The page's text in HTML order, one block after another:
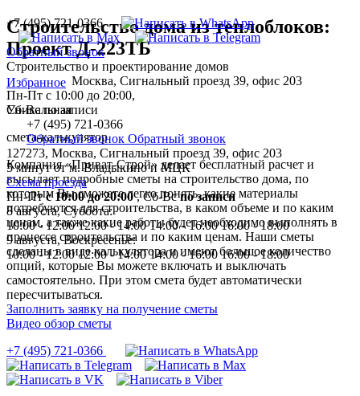
+7 (495) 721-0366
Обратный звонок
Строительство и проектирование домов
Москва, Сигнальный проезд 39, офис 203
Пн-Пт с 10:00 до 20:00,
Сб-Вс по записи
+7 (495) 721-0366
Обратный звонок Обратный звонок
127273, Москва, Сигнальный проезд 39, офис 203
5 минут от м. Владыкино и МЦК
Схема проезда
Пн-Птс 10:00 до 20:00,Сб-Вспо записи
8 августа, Суббота:
10:00 - 12:00 12:00 - 14:00 14:00 - 16:00 16:00 - 18:00
9 августа, Воскресенье:
10:00 - 12:00 12:00 - 14:00 14:00 - 16:00 16:00 - 18:00
Строительство дома из теплоблоков:
Проект Д-223ТБ
Избранное
Уникальная
смета-калькулятор
Компания «Приват-Строй» делает бесплатный расчет и
высылает подробные сметы на строительство дома, по
которым Вы сможете легко понять, какие материалы
потребуются для строительства, в каком объеме и по каким
ценам, а также какие работы будет необходимо выполнять в
процессе строительства и по каким ценам. Наши сметы
сделаны в виде калькулятора и имеют большое количество
опций, которые Вы можете включать и выключать
самостоятельно. При этом смета будет автоматически
пересчитываться.
Заполнить заявку на получение сметы
Видео обзор сметы
+7 (495) 721-0366